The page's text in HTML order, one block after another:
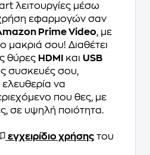
λειτουργίες μέσω
εφαρμογών σαν
Prime Video, με
μακριά σου! Διαθέτει
θύρες HDMI και USB
συσκευές σου,
να
που θες, με
σε υψηλή ποιότητα.
εγχειρίδιο χρήσης του